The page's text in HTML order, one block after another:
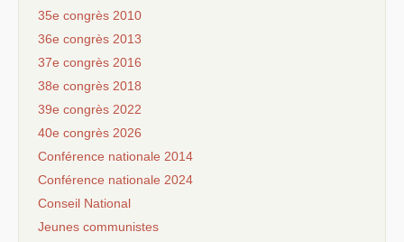
35e congrès 2010
36e congrès 2013
37e congrès 2016
38e congrès 2018
39e congrès 2022
40e congrès 2026
Conférence nationale 2014
Conférence nationale 2024
Conseil National
Jeunes communistes